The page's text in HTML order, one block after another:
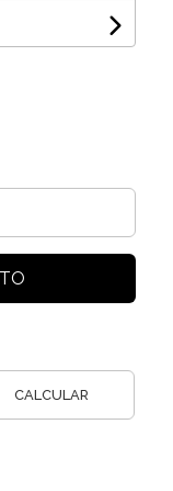
CALCULAR